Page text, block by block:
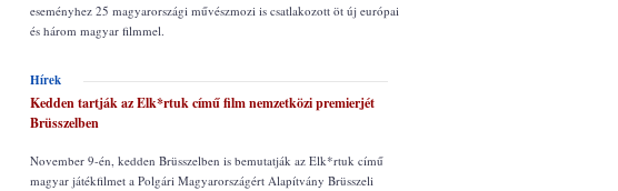
eseményhez 25 magyarországi művészmozi is csatlakozott öt új európai
és három magyar filmmel.
Hírek
Kedden tartják az Elk*rtuk című film nemzetközi premierjét
Brüsszelben
November 9-én, kedden Brüsszelben is bemutatják az Elk*rtuk című
magyar játékfilmet a Polgári Magyarországért Alapítvány Brüsszeli